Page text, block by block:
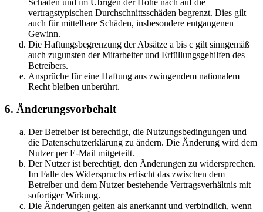
vertragstypischen Durchschnittsschäden begrenzt. Dies gilt
auch für mittelbare Schäden, insbesondere entgangenen
Gewinn.
Die Haftungsbegrenzung der Absätze a bis c gilt sinngemäß
auch zugunsten der Mitarbeiter und Erfüllungsgehilfen des
Betreibers.
Ansprüche für eine Haftung aus zwingendem nationalem
Recht bleiben unberührt.
6. Änderungsvorbehalt
Der Betreiber ist berechtigt, die Nutzungsbedingungen und
die Datenschutzerklärung zu ändern. Die Änderung wird dem
Nutzer per E-Mail mitgeteilt.
Der Nutzer ist berechtigt, den Änderungen zu widersprechen.
Im Falle des Widerspruchs erlischt das zwischen dem
Betreiber und dem Nutzer bestehende Vertragsverhältnis mit
sofortiger Wirkung.
Die Änderungen gelten als anerkannt und verbindlich, wenn